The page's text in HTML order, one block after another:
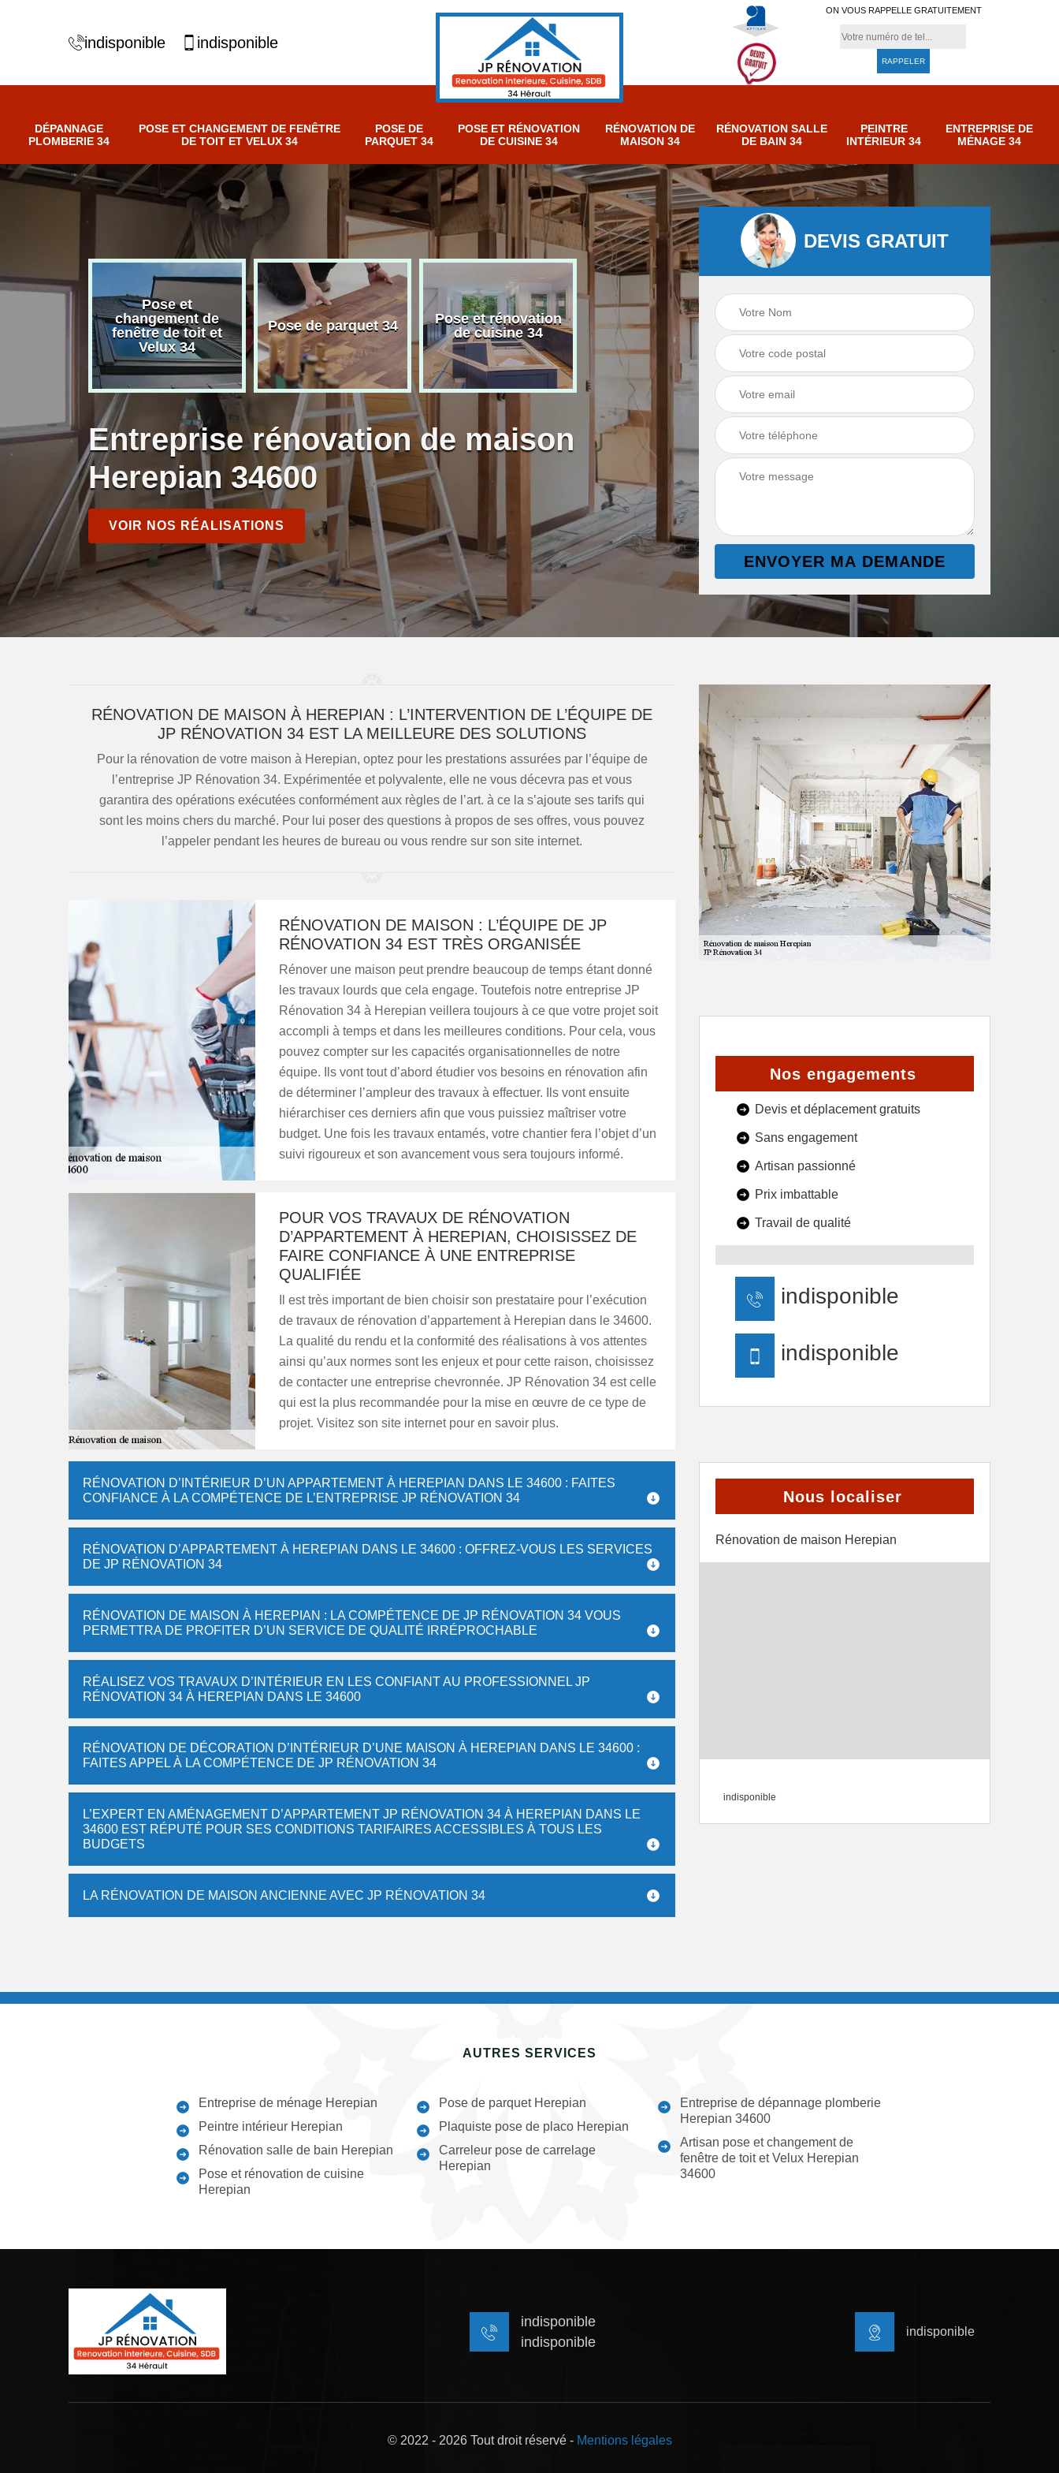
indisponible indisponible
ON VOUS RAPPELLE GRATUITEMENT
DÉPANNAGE
PLOMBERIE 34
POSE ET CHANGEMENT DE FENÊTRE
DE TOIT ET VELUX 34
POSE DE
PARQUET 34
POSE ET RÉNOVATION
DE CUISINE 34
RÉNOVATION DE
MAISON 34
RÉNOVATION SALLE
DE BAIN 34
PEINTRE
INTÉRIEUR 34
ENTREPRISE DE
MÉNAGE 34
Pose et
changement de
fenêtre de toit et
Velux 34
Pose de parquet 34
Pose et rénovation
de cuisine 34
Rénovation salle de
bain 34
Entreprise de
ménage 34
Entreprise rénovation de maison
Herepian 34600
VOIR NOS RÉALISATIONS
DEVIS GRATUIT
RÉNOVATION DE MAISON À HEREPIAN : L’INTERVENTION DE L’ÉQUIPE DE
JP RÉNOVATION 34 EST LA MEILLEURE DES SOLUTIONS
Pour la rénovation de votre maison à Herepian, optez pour les prestations assurées par l’équipe de
l’entreprise JP Rénovation 34. Expérimentée et polyvalente, elle ne vous décevra pas et vous
garantira des opérations exécutées conformément aux règles de l’art. à ce la s’ajoute ses tarifs qui
sont les moins chers du marché. Pour lui poser des questions à propos de ses offres, vous pouvez
l’appeler pendant les heures de bureau ou vous rendre sur son site internet.
RÉNOVATION DE MAISON : L’ÉQUIPE DE JP
RÉNOVATION 34 EST TRÈS ORGANISÉE
Rénover une maison peut prendre beaucoup de temps étant donné
les travaux lourds que cela engage. Toutefois notre entreprise JP
Rénovation 34 à Herepian veillera toujours à ce que votre projet soit
accompli à temps et dans les meilleures conditions. Pour cela, vous
pouvez compter sur les capacités organisationnelles de notre
équipe. Ils vont tout d’abord étudier vos besoins en rénovation afin
de déterminer l’ampleur des travaux à effectuer. Ils vont ensuite
hiérarchiser ces derniers afin que vous puissiez maîtriser votre
budget. Une fois les travaux entamés, votre chantier fera l’objet d’un
suivi rigoureux et son avancement vous sera toujours informé.
POUR VOS TRAVAUX DE RÉNOVATION
D’APPARTEMENT À HEREPIAN, CHOISISSEZ DE
FAIRE CONFIANCE À UNE ENTREPRISE
QUALIFIÉE
Il est très important de bien choisir son prestataire pour l’exécution
de travaux de rénovation d’appartement à Herepian dans le 34600.
La qualité du rendu et la conformité des réalisations à vos attentes
ainsi qu’aux normes sont les enjeux et pour cette raison, choisissez
de contacter une entreprise chevronnée. JP Rénovation 34 est celle
qui est la plus recommandée pour la mise en œuvre de ce type de
projet. Visitez son site internet pour en savoir plus.
RÉNOVATION D’INTÉRIEUR D’UN APPARTEMENT À HEREPIAN DANS LE 34600 : FAITES
CONFIANCE À LA COMPÉTENCE DE L’ENTREPRISE JP RÉNOVATION 34
RÉNOVATION D’APPARTEMENT À HEREPIAN DANS LE 34600 : OFFREZ-VOUS LES SERVICES
DE JP RÉNOVATION 34
RÉNOVATION DE MAISON À HEREPIAN : LA COMPÉTENCE DE JP RÉNOVATION 34 VOUS
PERMETTRA DE PROFITER D’UN SERVICE DE QUALITÉ IRRÉPROCHABLE
RÉALISEZ VOS TRAVAUX D’INTÉRIEUR EN LES CONFIANT AU PROFESSIONNEL JP
RÉNOVATION 34 À HEREPIAN DANS LE 34600
RÉNOVATION DE DÉCORATION D’INTÉRIEUR D’UNE MAISON À HEREPIAN DANS LE 34600 :
FAITES APPEL À LA COMPÉTENCE DE JP RÉNOVATION 34
L’EXPERT EN AMÉNAGEMENT D’APPARTEMENT JP RÉNOVATION 34 À HEREPIAN DANS LE
34600 EST RÉPUTÉ POUR SES CONDITIONS TARIFAIRES ACCESSIBLES À TOUS LES
BUDGETS
LA RÉNOVATION DE MAISON ANCIENNE AVEC JP RÉNOVATION 34
Nos engagements
Devis et déplacement gratuits
Sans engagement
Artisan passionné
Prix imbattable
Travail de qualité
indisponible
indisponible
Nous localiser
Rénovation de maison Herepian
indisponible
AUTRES SERVICES
Entreprise de ménage Herepian
Peintre intérieur Herepian
Rénovation salle de bain Herepian
Pose et rénovation de cuisine
Herepian
Pose de parquet Herepian
Plaquiste pose de placo Herepian
Carreleur pose de carrelage
Herepian
Entreprise de dépannage plomberie
Herepian 34600
Artisan pose et changement de
fenêtre de toit et Velux Herepian
34600
indisponible
indisponible
indisponible
© 2022 - 2026 Tout droit réservé - Mentions légales